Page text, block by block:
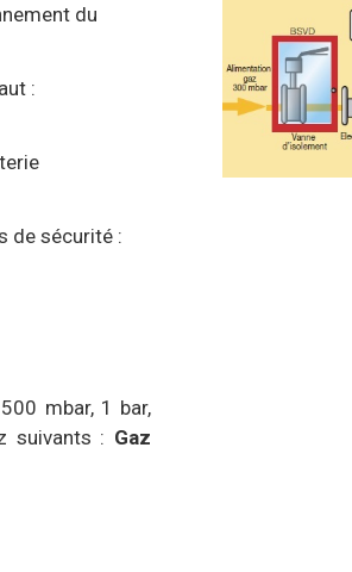
du
:
de sécurité :
mbar, 1 bar,
suivants : Gaz